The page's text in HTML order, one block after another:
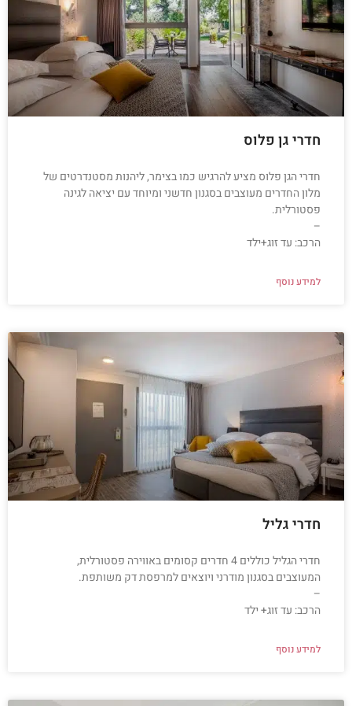
חדרי גן פלוס
חדרי הגן פלוס מציע להרגיש כמו בצימר, ליהנות מסטנדרטים של
מלון החדרים מעוצבים בסגנון חדשני ומיוחד עם יציאה לגינה
פסטורלית.
–
הרכב: עד זוג+ילד
למידע נוסף
חדרי גליל
חדרי הגליל כוללים 4 חדרים קסומים באווירה פסטורלית,
המעוצבים בסגנון מודרני ויוצאים למרפסת דק משותפת.
–
הרכב: עד זוג+ ילד
למידע נוסף